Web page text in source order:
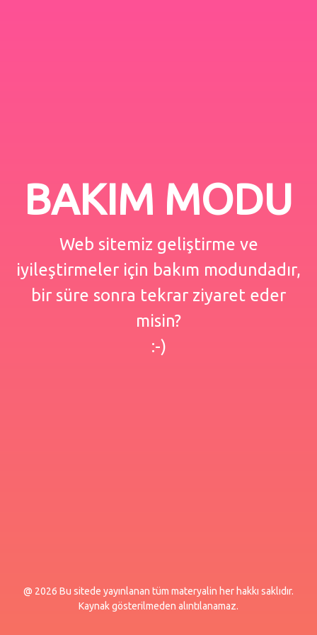
BAKIM MODU
Web sitemiz geliştirme ve
iyileştirmeler için bakım modundadır,
bir süre sonra tekrar ziyaret eder
misin?
:-)
@ 2026 Bu sitede yayınlanan tüm materyalin her hakkı saklıdır.
Kaynak gösterilmeden alıntılanamaz.